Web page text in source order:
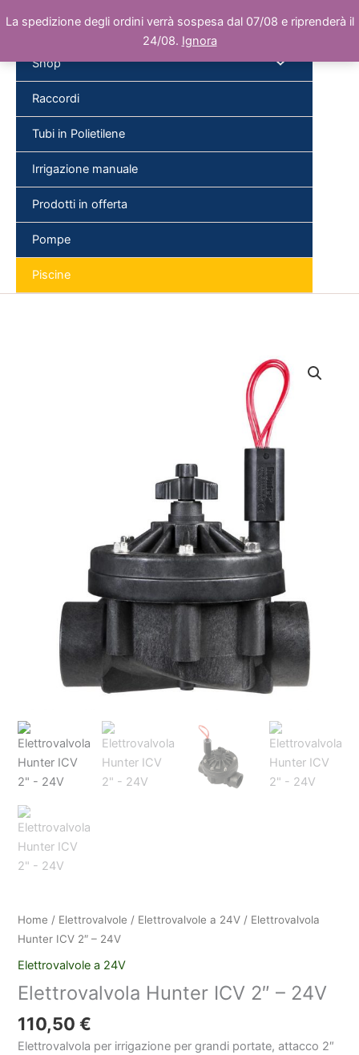
La spedizione degli ordini verrà sospesa dal 07/08 e riprenderà il
24/08. Ignora
al
Shop
Raccordi
Tubi in Polietilene
Irrigazione manuale
Prodotti in offerta
Pompe
Piscine
Home / Elettrovalvole / Elettrovalvole a 24V / Elettrovalvola
Hunter ICV 2″ – 24V
Elettrovalvole a 24V
Elettrovalvola Hunter ICV 2″ – 24V
110,50€
Elettrovalvola per irrigazione per grandi portate, attacco 2″